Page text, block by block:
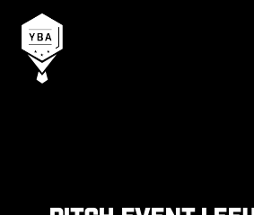
Young Business Award